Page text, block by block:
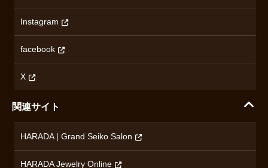
ロンジン
チューダー
ブランド一覧を見る
特定商取引法に基づく表記
プライバシーポリシー
無断転載・商用利用について
コンテンツ制作ポリシーおよび生成AIの利用指針
Instagram
facebook
X
関連サイト
HARADA | Grand Seiko Salon
HARADA Jewelry Online